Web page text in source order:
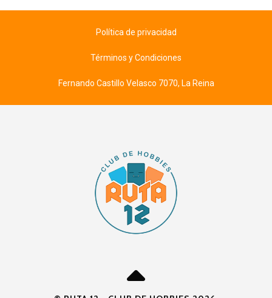
Política de privacidad
Términos y Condiciones
Fernando Castillo Velasco 7070, La Reina